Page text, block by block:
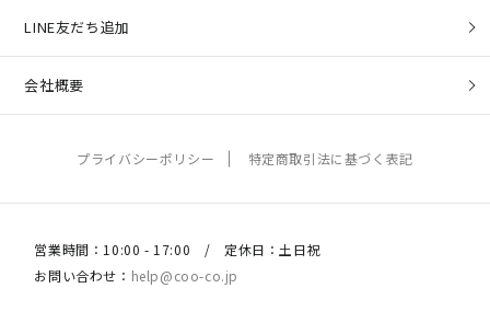
LINE友だち追加
会社概要
プライバシーポリシー 特定商取引法に基づく表記
営業時間：10:00 - 17:00 / 定休日：土日祝
お問い合わせ： help@coo-co.jp